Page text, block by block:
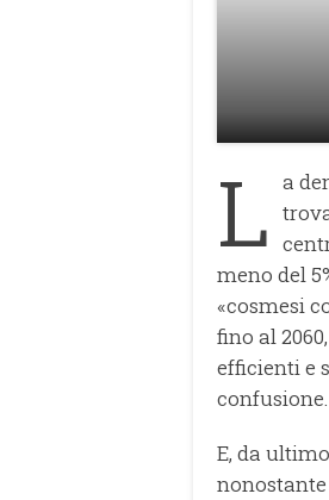
L a
meno del
«cosmesi
fino al
efficienti e
confusione.
E, da